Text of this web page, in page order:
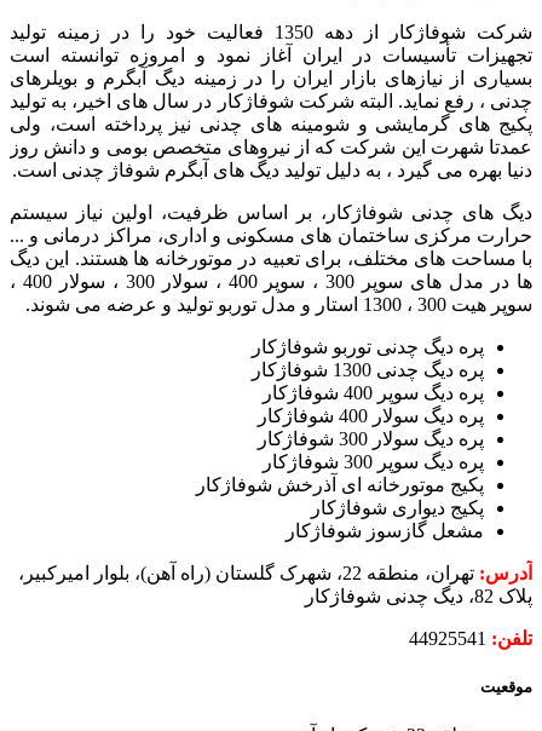
شرکت شوفاژکار از دهه 1350 فعالیت خود را در زمینه تولید
تجهیزات تأسیسات در ایران آغاز نمود و امروزه توانسته است
بسیاری از نیازهای بازار ایران را در زمینه دیگ آبگرم و بویلرهای
چدنی ، رفع نماید. البته شرکت شوفاژکار در سال های اخیر، به تولید
پکیج های گرمایشی و شومینه های چدنی نیز پرداخته است، ولی
عمدتا شهرت این شرکت که از نیروهای متخصص بومی و دانش روز
دنیا بهره می گیرد ، به دلیل تولید دیگ های آبگرم شوفاژ چدنی است.
دیگ های چدنی شوفاژکار، بر اساس ظرفیت، اولین نیاز سیستم
حرارت مرکزی ساختمان های مسکونی و اداری، مراکز درمانی و ...
با مساحت های مختلف، برای تعبیه در موتورخانه ها هستند. این دیگ
ها در مدل های سوپر 300 ، سوپر 400 ، سولار 300 ، سولار 400 ،
سوپر هیت 300 ، 1300 استار و مدل توربو تولید و عرضه می شوند.
پره دیگ چدنی توربو شوفاژکار
پره دیگ چدنی 1300 شوفاژکار
پره دیگ سوپر 400 شوفاژکار
پره دیگ سولار 400 شوفاژکار
پره دیگ سولار 300 شوفاژکار
پره دیگ سوپر 300 شوفاژکار
پکیج موتورخانه ای آذرخش شوفاژکار
پکیج دیواری شوفاژکار
مشعل گازسوز شوفاژکار
آدرس:
تهران، منطقه 22، شهرک گلستان (راه آهن)، بلوار امیرکبیر،
پلاک 82، دیگ چدنی شوفاژکار
تلفن:
موقعیت